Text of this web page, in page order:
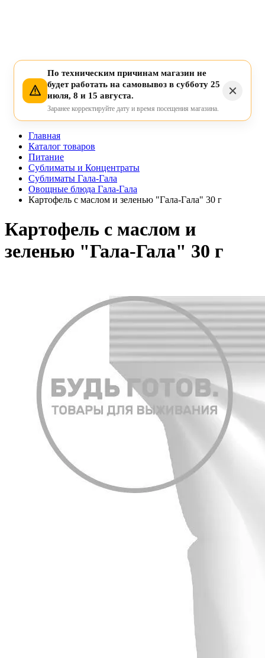
По техническим причинам магазин не
будет работать на самовывоз в субботу 25
июля, 8 и 15 августа.
Заранее корректируйте дату и время посещения магазина.
Главная
Каталог товаров
Питание
Сублиматы и Концентраты
Сублиматы Гала-Гала
Овощные блюда Гала-Гала
Картофель с маслом и зеленью "Гала-Гала" 30 г
Картофель с маслом и
зеленью "Гала-Гала" 30 г